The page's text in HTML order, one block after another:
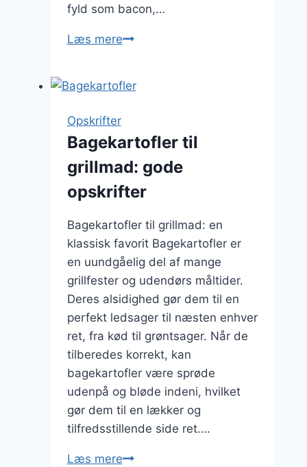
fyld som bacon,…
Læs mereBagte
mætter
Opskrifter
Bagekartofler til
grillmad: gode
opskrifter
Bagekartofler til grillmad: en
klassisk favorit Bagekartofler er
en uundgåelig del af mange
grillfester og udendørs måltider.
Deres alsidighed gør dem til en
perfekt ledsager til næsten enhver
ret, fra kød til grøntsager. Når de
tilberedes korrekt, kan
bagekartofler være sprøde
udenpå og bløde indeni, hvilket
gør dem til en lækker og
tilfredsstillende side ret….
Læs mereBagekartofler